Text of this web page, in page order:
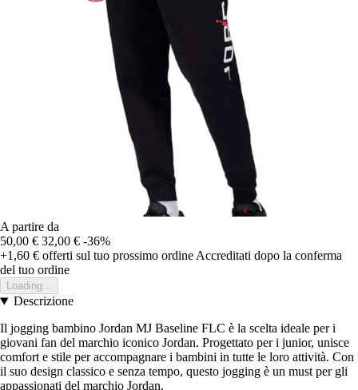
A partire da
50,00 € 32,00 € -36%
+1,60 € offerti sul tuo prossimo ordine Accreditati dopo la conferma
del tuo ordine
Loading...
Descrizione
Il jogging bambino Jordan MJ Baseline FLC è la scelta ideale per i
giovani fan del marchio iconico Jordan. Progettato per i junior, unisce
comfort e stile per accompagnare i bambini in tutte le loro attività. Con
il suo design classico e senza tempo, questo jogging è un must per gli
appassionati del marchio Jordan.